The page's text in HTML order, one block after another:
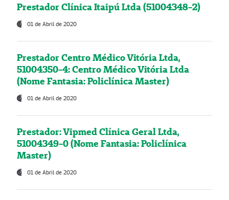
Prestador Clínica Itaipú Ltda (51004348-2)
01 de Abril de 2020
Prestador Centro Médico Vitória Ltda,
51004350-4: Centro Médico Vitória Ltda
(Nome Fantasia: Policlínica Master)
01 de Abril de 2020
Prestador: Vipmed Clínica Geral Ltda,
51004349-0 (Nome Fantasia: Policlínica
Master)
01 de Abril de 2020